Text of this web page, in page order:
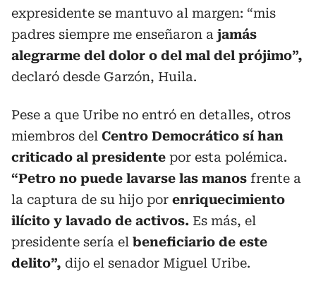
expresidente se mantuvo al margen: “mis
padres siempre me enseñaron a jamás
alegrarme del dolor o del mal del prójimo”,
declaró desde Garzón, Huila.
Pese a que Uribe no entró en detalles, otros
miembros del Centro Democrático sí han
criticado al presidente por esta polémica.
“Petro no puede lavarse las manos frente a
la captura de su hijo por enriquecimiento
ilícito y lavado de activos. Es más, el
presidente sería el beneficiario de este
delito”, dijo el senador Miguel Uribe.